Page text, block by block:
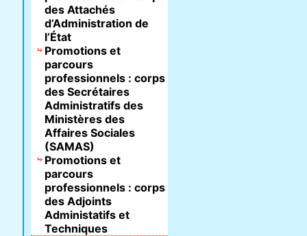
des Attachés
d’Administration de
l’État
Promotions et
parcours
professionnels : corps
des Secrétaires
Administratifs des
Ministères des
Affaires Sociales
(SAMAS)
Promotions et
parcours
professionnels : corps
des Adjoints
Administatifs et
Techniques